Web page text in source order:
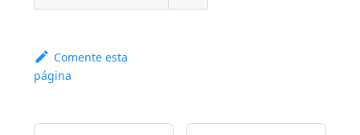
Comente esta
página